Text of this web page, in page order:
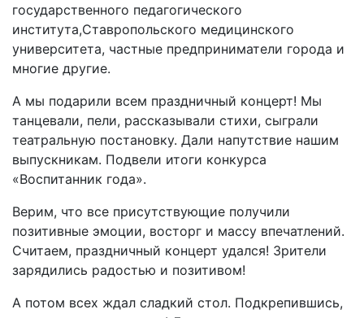
государственного педагогического
института,Ставропольского медицинского
университета, частные предприниматели города и
многие другие.
А мы подарили всем праздничный концерт! Мы
танцевали, пели, рассказывали стихи, сыграли
театральную постановку. Дали напутствие нашим
выпускникам. Подвели итоги конкурса
«Воспитанник года».
Верим, что все присутствующие получили
позитивные эмоции, восторг и массу впечатлений.
Считаем, праздничный концерт удался! Зрители
зарядились радостью и позитивом!
А потом всех ждал сладкий стол. Подкрепившись,